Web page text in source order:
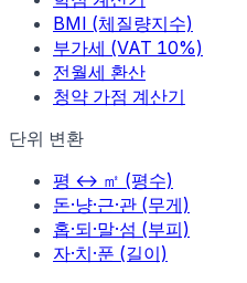
BMI (체질량지수)
부가세 (VAT 10%)
전월세 환산
청약 가점 계산기
단위 변환
평 ↔ ㎡ (평수)
돈·냥·근·관 (무게)
홉·되·말·섬 (부피)
자·치·푼 (길이)